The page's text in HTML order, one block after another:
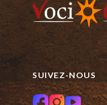
SUIVEZ-NOUS